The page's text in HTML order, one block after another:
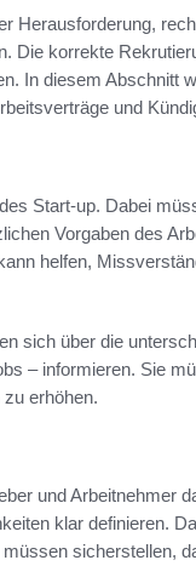
Herausforderung,
Die korrekte
In diesem Abschnitt
und
Start-up. Dabei
Vorgaben des
helfen,
sich über die
– informieren. Sie
erhöhen.
und Arbeitnehmer
klar definieren.
sicherstellen,